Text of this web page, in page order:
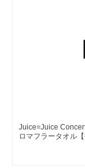
Juice=Juice
ロマフラータオル【